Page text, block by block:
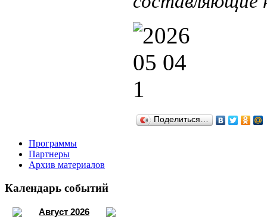
Поделиться…
Программы
Партнеры
Архив материалов
Календарь событий
Август 2026